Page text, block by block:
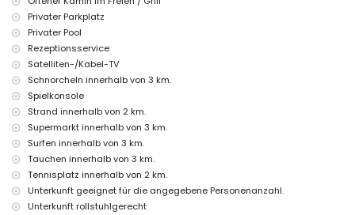
Architektonisches Gebäude (Pueblo Histórico, Jávea), Historischer Ort
(Pueblo Histórico und Jávea) (innerhalb von 5 Kilometern von der
Unterkunft)
Burg (Portal de la Vila und Denia) (innerhalb von 25 Kilometern von der
Unterkunft)
Sport
Tennis, Wandern, Mountainbiking, Radfahren, Klettern, Kanufahren,
Kajakfahren, Angeln, Tauchen, Schnorcheln, Surfen, Windsurfen und
Wasserski (innerhalb von 5 Kilometern von der Villa)
Golf (Jávea Golf Club, Jávea) und Reiten (innerhalb von 10 Kilometern
von der Villa)
Privater Parkplatz
Privater Pool
Rezeptionsservice
Satelliten-/Kabel-TV
Schnorcheln innerhalb von 3 km.
Spielkonsole
Strand innerhalb von 2 km.
Supermarkt innerhalb von 3 km.
Surfen innerhalb von 3 km.
Tauchen innerhalb von 3 km.
Tennisplatz innerhalb von 2 km.
Unterkunft geeignet für die angegebene Personenanzahl.
Unterkunft rollstuhlgerecht